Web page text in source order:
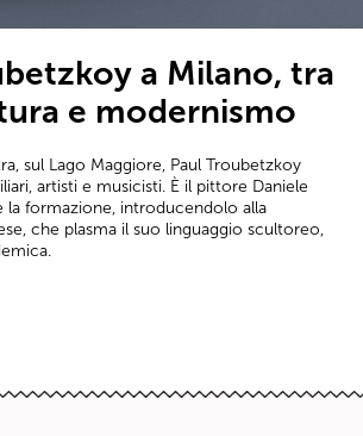
a Milano, tra
e modernismo
sul Lago Maggiore, Paul Troubetzkoy
artisti e musicisti. È il pittore Daniele
la formazione, introducendolo alla
che plasma il suo linguaggio scultoreo,